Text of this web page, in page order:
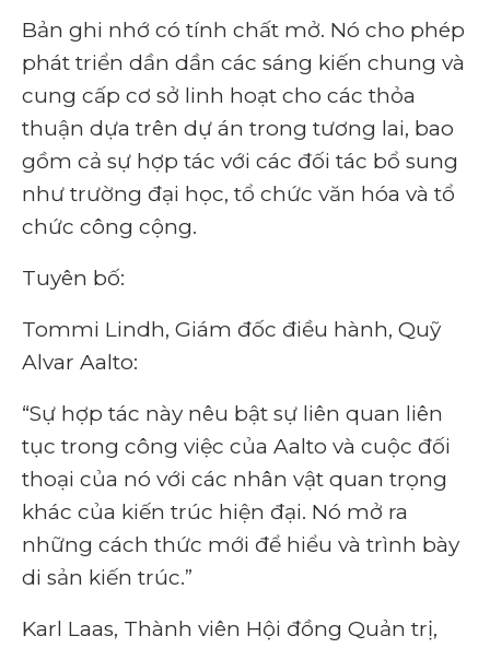
Bản ghi nhớ có tính chất mở. Nó cho phép
phát triển dần dần các sáng kiến ​​chung và
cung cấp cơ sở linh hoạt cho các thỏa
thuận dựa trên dự án trong tương lai, bao
gồm cả sự hợp tác với các đối tác bổ sung
như trường đại học, tổ chức văn hóa và tổ
chức công cộng.
Tuyên bố:
Tommi Lindh, Giám đốc điều hành, Quỹ
Alvar Aalto:
“Sự hợp tác này nêu bật sự liên quan liên
tục trong công việc của Aalto và cuộc đối
thoại của nó với các nhân vật quan trọng
khác của kiến ​​trúc hiện đại. Nó mở ra
những cách thức mới để hiểu và trình bày
di sản kiến ​​trúc.”
Karl Laas, Thành viên Hội đồng Quản trị,